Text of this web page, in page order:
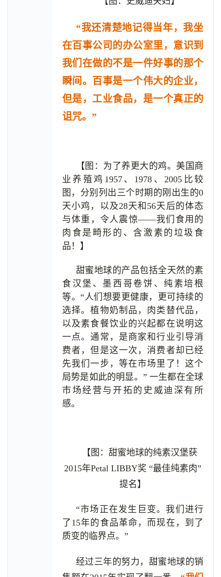
“我还清楚地记得当年，我坐
在百事公司的办公室里，意识到
我们在做的不是一件好事的那个
瞬间。百事是一个伟大的企业，
但是，工业食品，是一个真正的
诅咒。”
【图：为了养更大的鸡。美国商
业养殖鸡1957、1978、2005比较
图，分别列出三个时期的刚出生的0
天小鸡，以及28天和56天后的体态
与体重，令人震惊——我们食用的
肉食是畸形的、含激素的垃圾食
品！】
甜蜜地球的产品包括全天然的素
食汉堡、墨西哥卷饼、纯素培根
等。“人们想要更健康，更可持续的
选择。植物奶制品，肉类替代品，
以及素食餐饮业的兴起都在说明这
一点。通常，是商家和行业引导消
费者，但是这一次，消费者却已经
先我们一步，等在市场里了！这个
局势是如此的明显。” 一生都在全球
市场经营与开拓的史威迪深有所
感。
【图：甜蜜地球的纯素汉堡获
2015年Petal LIBBY奖 “最佳纯素肉”
提名】
“市场正在发生巨变。我们进行
了15年的食品革命，而现在，到了
质变的临界点。”
经过三年的努力，甜蜜地球的销